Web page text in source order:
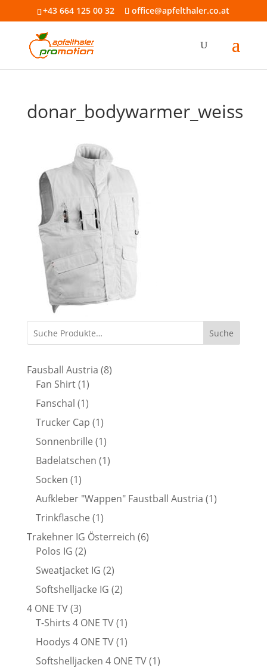
+43 664 125 00 32 office@apfelthaler.co.at
donar_bodywarmer_weiss
Suche
Fausball Austria 88
Fan Shirt 11
Produkt
Fanschal 11
Produkt
Trucker Cap 11
Produkt
Sonnenbrille 11
Produkt
Badelatschen 11
Socken 11
Produkt
Aufkleber "Wappen" Faustball Austria 11
Trinkflasche 11
Produkt
Trakehner IG Österreich 66
Polos IG 22
Produkte
Sweatjacket IG 22
Produkte
Softshelljacke IG 22
4 ONE TV 33
Produkte
T-Shirts 4 ONE TV 11
Produkt
Hoodys 4 ONE TV 11
Produkt
Softshelljacken 4 ONE TV 11